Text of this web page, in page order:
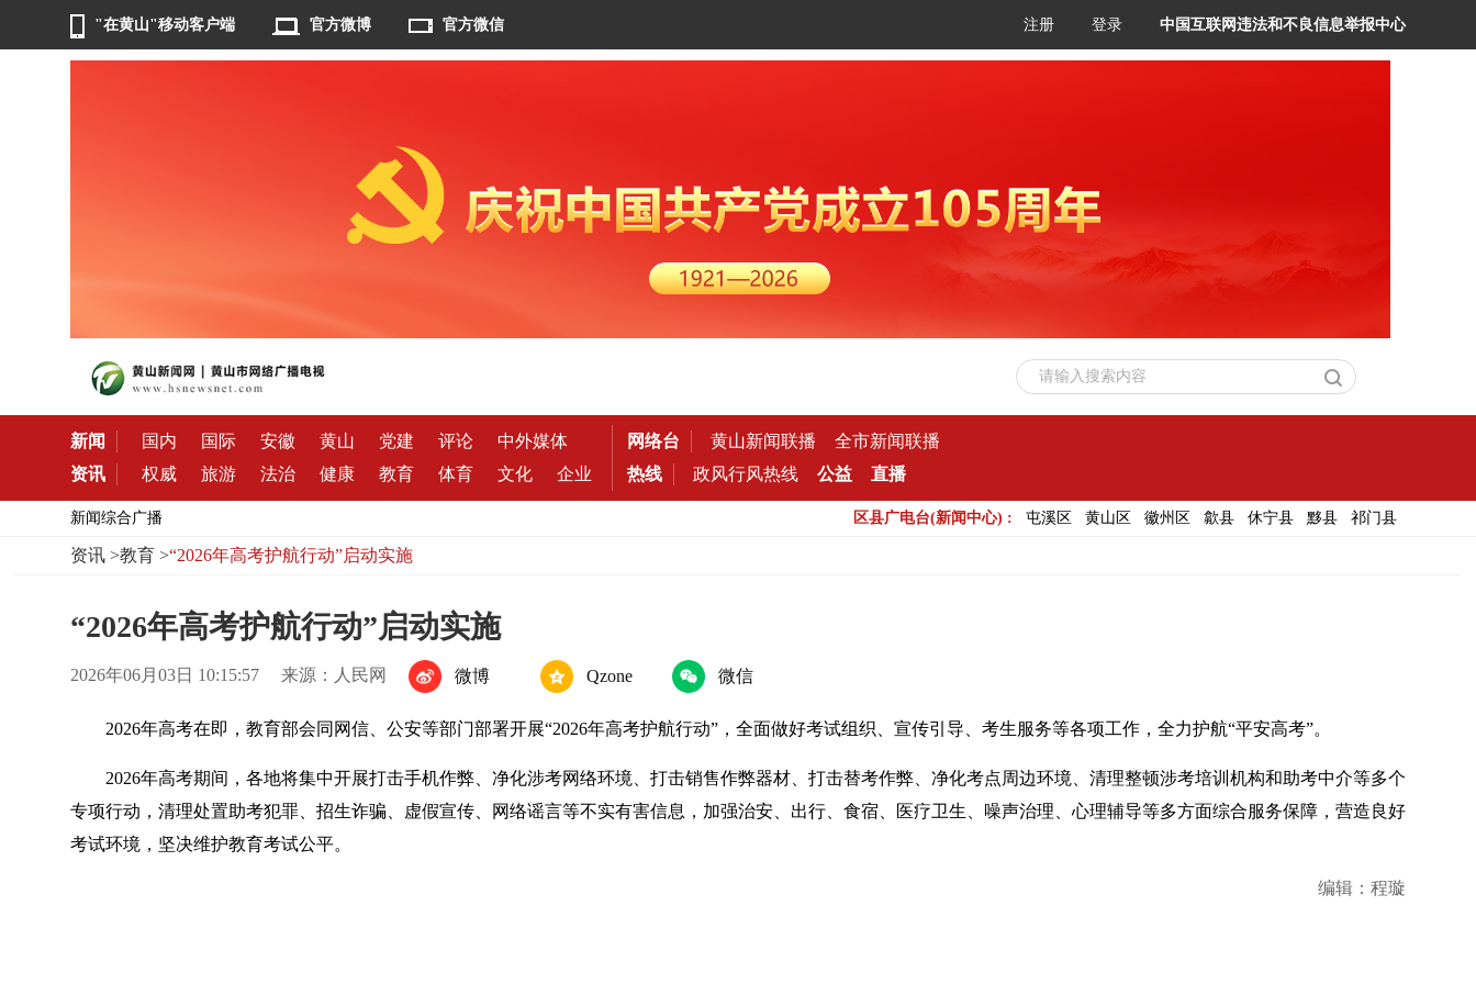
"在黄山"移动客户端 官方微博 官方微信 注册 登录 中国互联网违法和不良信息举报中心
请输入搜索内容
新闻 国内 国际 安徽 黄山 党建 评论
中外媒体
资讯
权威 旅游 法治 健康 教育 体育 文化 企业
网络台 黄山新闻联播
全市新闻联播
热线
政风行风热线 公益 直播
新闻综合广播 区县广电台(新闻中心) : 屯溪区 黄山区 徽州区 歙县 休宁县 黟县 祁门县
资讯>教育>“2026年高考护航行动”启动实施
“2026年高考护航行动”启动实施
2026年06月03日 10:15:57 来源：人民网 微博 Qzone 微信
2026年高考在即，教育部会同网信、公安等部门部署开展“2026年高考护航行动”，全面做好考试组织、宣传引导、考生服务等各项工作，全力护航“平安高考”。
2026年高考期间，各地将集中开展打击手机作弊、净化涉考网络环境、打击销售作弊器材、打击替考作弊、净化考点周边环境、清理整顿涉考培训机构和助考中介等多个
专项行动，清理处置助考犯罪、招生诈骗、虚假宣传、网络谣言等不实有害信息，加强治安、出行、食宿、医疗卫生、噪声治理、心理辅导等多方面综合服务保障，营造良好
考试环境，坚决维护教育考试公平。
编辑：程璇